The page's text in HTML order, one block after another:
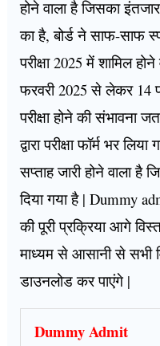
होने वाला है जिसका
का है, बोर्ड ने साफ-साफ
परीक्षा 2025 में शामिल
फरवरी 2025 से लेकर 14
परीक्षा होने की संभावना
द्वारा परीक्षा फॉर्म भर
सप्ताह जारी होने वाला है
दिया गया है | Dummy
की पूरी प्रक्रिया आगे
माध्यम से आसानी से सभी
डाउनलोड कर पाएंगे |
Dummy Admit